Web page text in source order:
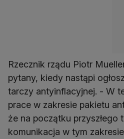
Rzecznik rządu Piotr
pytany, kiedy nastąpi
tarczy antyinflacyjnej. - W
prace w zakresie pakietu
że na początku przyszłego
komunikacja w tym